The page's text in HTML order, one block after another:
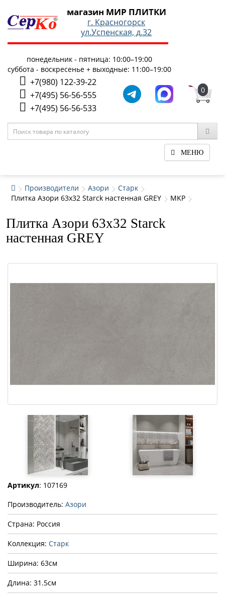
магазин МИР ПЛИТКИ
г. Красногорск
ул.Успенская, д.32
понедельник - пятница: 10:00–19:00
суббота - воскресенье + выходные: 11:00–19:00
+7(980) 122-39-22
+7(495) 56-56-555
+7(495) 56-56-533
0
МЕНЮ
Производители Азори
Старк
Плитка Азори 63x32 Starck настенная GREY
MKP
Плитка Азори 63x32 Starck
настенная GREY
Артикул: 107169
Производитель: Азори
Страна: Россия
Коллекция: Старк
Ширина: 63см
Длина: 31.5см